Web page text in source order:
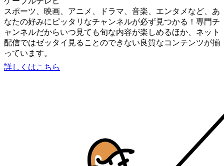
スポーツ、映画、アニメ、ドラマ、音楽、エンタメなど、あ
なたの好みにピッタリなチャンネルが必ず見つかる！専門チ
ャンネルだからいつ見ても旬な内容が楽しめるほか、ネット
配信ではゼッタイ見ることのできない良質なコンテンツが揃
っています。
詳しくはこちら